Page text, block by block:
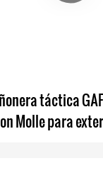
táctica
Molle para